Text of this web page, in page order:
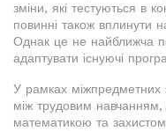
зміни, які тестуються в
повинні також вплинути
Однак це не найближча
адаптувати існуючі
У рамках міжпредметних
між трудовим
математикою та